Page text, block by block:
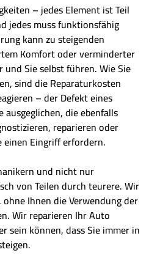
– jedes Element ist Teil
jedes muss funktionsfähig
kann zu steigenden
Komfort oder verminderter
Sie selbst führen. Wie Sie
sind die Reparaturkosten
– der Defekt eines
die ebenfalls
reparieren oder
einen Eingriff erfordern.
und nicht nur
von Teilen durch teurere. Wir
Ihnen die Verwendung der
Wir reparieren Ihr Auto
sein können, dass Sie immer in